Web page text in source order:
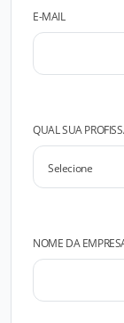
E-MAIL
QUAL SUA
NOME DA